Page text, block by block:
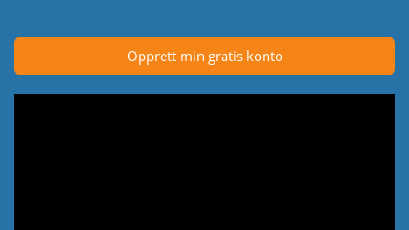
Opprett min gratis konto